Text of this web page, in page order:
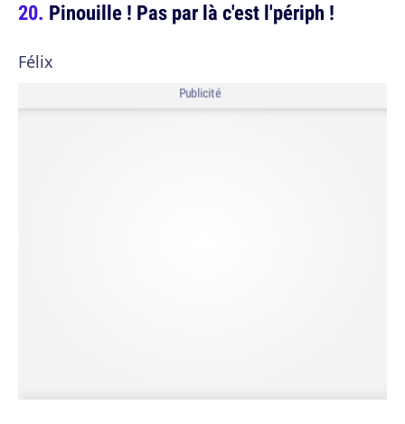
Pinouille ! Pas par là c'est l'périph !
Félix
Publicité